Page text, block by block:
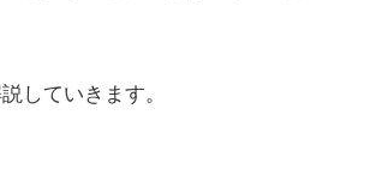
していきます。